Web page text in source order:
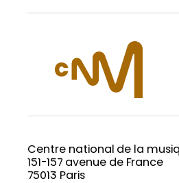
Centre national de la
151-157 avenue de France
75013 Paris